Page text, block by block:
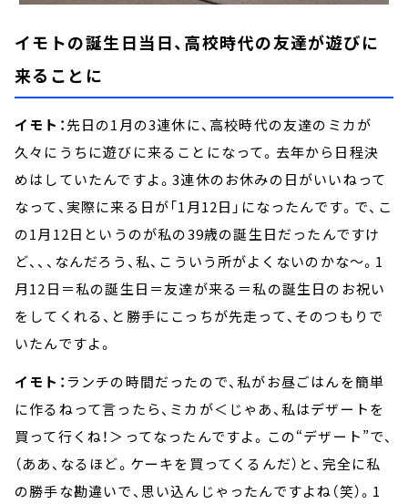
イモトの誕生日当日、高校時代の友達が遊びに
来ることに
イモト：先日の1月の3連休に、高校時代の友達のミカが
久々にうちに遊びに来ることになって。去年から日程決
めはしていたんですよ。3連休のお休みの日がいいねって
なって、実際に来る日が「1月12日」になったんです。で、こ
の1月12日というのが私の39歳の誕生日だったんですけ
ど、、、なんだろう、私、こういう所がよくないのかな～。1
月12日＝私の誕生日＝友達が来る＝私の誕生日のお祝い
をしてくれる、と勝手にこっちが先走って、そのつもりで
いたんですよ。
イモト： ランチの時間だったので、私がお昼ごはんを簡単
に作るねって言ったら、ミカが＜じゃあ、私はデザートを
買って行くね！＞ってなったんですよ。この“デザート”で、
（ああ、なるほど。ケーキを買ってくるんだ）と、完全に私
の勝手な勘違いで、思い込んじゃったんですよね（笑）。1